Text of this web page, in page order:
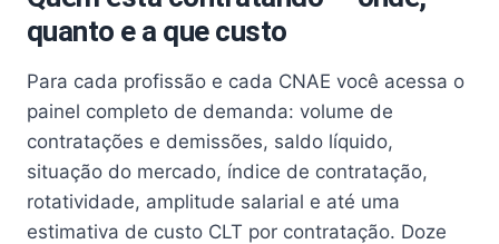
quanto e a que custo
Para cada profissão e cada CNAE você acessa o
painel completo de demanda: volume de
contratações e demissões, saldo líquido,
situação do mercado, índice de contratação,
rotatividade, amplitude salarial e até uma
estimativa de custo CLT por contratação. Doze